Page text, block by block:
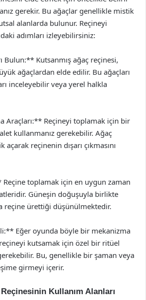
gerekir. Bu ağaçlar genellikle mistik
alanlarda bulunur. Reçineyi
adımları izleyebilirsiniz:
Bulun:** Kutsanmış ağaç reçinesi,
ağaçlardan elde edilir. Bu ağaçları
inceleyebilir veya yerel halkla
Araçları:** Reçineyi toplamak için bir
kullanmanız gerekebilir. Ağaç
reçinenin dışarı çıkmasını
toplamak için en uygun zaman
Güneşin doğuşuyla birlikte
reçine ürettiği düşünülmektedir.
Eğer oyunda böyle bir mekanizma
reçineyi kutsamak için özel bir ritüel
Bu, genellikle bir şaman veya
girmeyi içerir.
Kullanım Alanları